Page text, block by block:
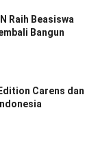
Raih Beasiswa
Bangun
Carens dan